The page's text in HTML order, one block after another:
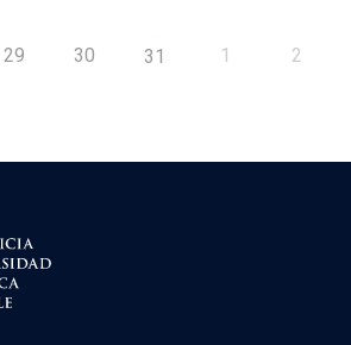
29 30 31 1 2